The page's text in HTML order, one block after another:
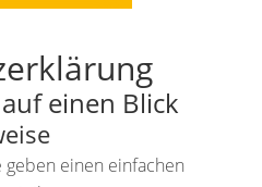
einen Blick
einen einfachen